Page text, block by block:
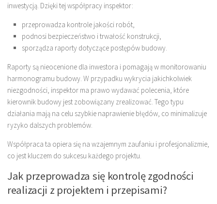
inwestycją. Dzięki tej współpracy inspektor:
przeprowadza kontrole jakości robót,
podnosi bezpieczeństwo i trwałość konstrukcji,
sporządza raporty dotyczące postępów budowy.
Raporty są nieocenione dla inwestora i pomagają w monitorowaniu
harmonogramu budowy. W przypadku wykrycia jakichkolwiek
niezgodności, inspektor ma prawo wydawać polecenia, które
kierownik budowy jest zobowiązany zrealizować. Tego typu
działania mają na celu szybkie naprawienie błędów, co minimalizuje
ryzyko dalszych problemów.
Współpraca ta opiera się na wzajemnym zaufaniu i profesjonalizmie,
co jest kluczem do sukcesu każdego projektu.
Jak przeprowadza się kontrolę zgodności
realizacji z projektem i przepisami?